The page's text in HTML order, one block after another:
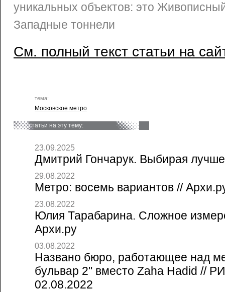
уникальных объектов: это
Западные тоннели
См. полный текст статьи на
тема:
Московское метро
статьи на эту тему:
23.09.2025
Дмитрий Гончарук. Выбирая
29.08.2022
Метро: восемь вариантов //
23.08.2022
Юлия Тарабарина. Сложное
Архи.ру
03.08.2022
Названо бюро, работающее над
бульвар 2" вместо Zaha Hadid //
02.08.2022